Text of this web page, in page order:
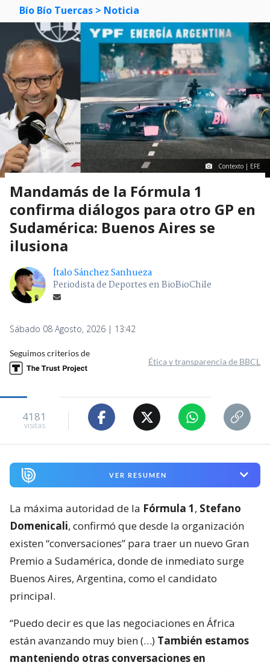
Bío Bío Tuercas > Noticia
Contexto | EFE
Mandamás de la Fórmula 1
confirma diálogos para otro GP en
Sudamérica: Buenos Aires se
ilusiona
Ítalo Sánchez Sanhueza
Periodista de Deportes en BioBioChile
Sábado 08 Agosto, 2026 | 13:42
Seguimos criterios de
Ética y transparencia de BBCL
4181
visitas
VER RESUMEN
La máxima autoridad de la Fórmula 1, Stefano
Domenicali, confirmó que desde la organización
existen “conversaciones” para traer un nuevo Gran
Premio a Sudamérica, donde de inmediato surge
Buenos Aires, Argentina, como el candidato
principal.
“Puedo decir es que las negociaciones en África
están avanzando muy bien (…) También estamos
manteniendo otras conversaciones en